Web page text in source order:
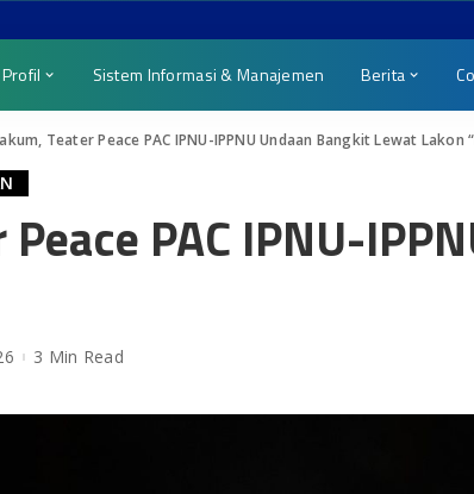
Profil Sistem Informasi & Manajemen Berita
Teater Peace PAC IPNU-IPPNU Undaan Bangkit Lewat Lakon
PAC IPNU-
3 Min Read